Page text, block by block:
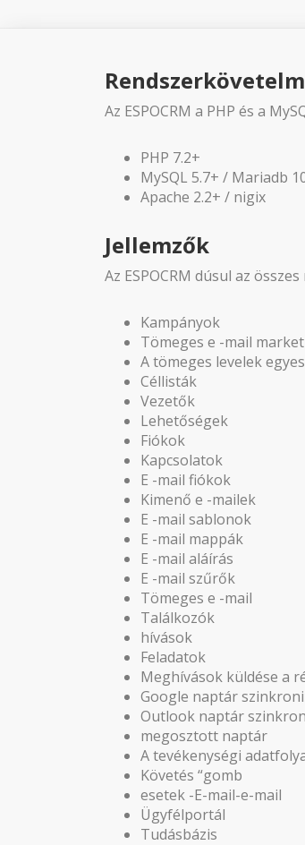
Az ESPOCRM a PHP és a
PHP 7.2+
MySQL 5.7+ / Mariadb
Apache 2.2+ / nigix
Jellemzők
Az ESPOCRM dúsul az
Kampányok
Tömeges e -mail
A tömeges levelek
Céllisták
Vezetők
Lehetőségek
Fiókok
Kapcsolatok
E -mail fiókok
Kimenő e -mailek
E -mail sablonok
E -mail mappák
E -mail aláírás
E -mail szűrők
Tömeges e -mail
Találkozók
hívások
Feladatok
Meghívások küldése a
Google naptár
Outlook naptár
megosztott naptár
A tevékenységi
Követés “gomb
esetek -E-mail-e-mail
Ügyfélportál
Tudásbázis